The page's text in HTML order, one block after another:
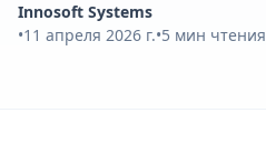
Innosoft Systems
•11 апреля 2026 г.•5 мин чтения